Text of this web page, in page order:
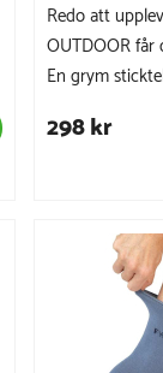
Redo att
OUTDOOR får
En grym
298 kr